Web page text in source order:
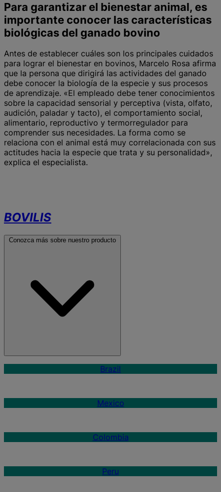
Para garantizar el bienestar animal, es
importante conocer las características
biológicas del ganado bovino
Antes de establecer cuáles son los principales cuidados
para lograr el bienestar en bovinos, Marcelo Rosa afirma
que la persona que dirigirá las actividades del ganado
debe conocer la biología de la especie y sus procesos
de aprendizaje. «El empleado debe tener conocimientos
sobre la capacidad sensorial y perceptiva (vista, olfato,
audición, paladar y tacto), el comportamiento social,
alimentario, reproductivo y termorregulador para
comprender sus necesidades. La forma como se
relaciona con el animal está muy correlacionada con sus
actitudes hacia la especie que trata y su personalidad»,
explica el especialista.
BOVILIS
Conozca más sobre nuestro producto
Brazil
Mexico
Colombia
Peru